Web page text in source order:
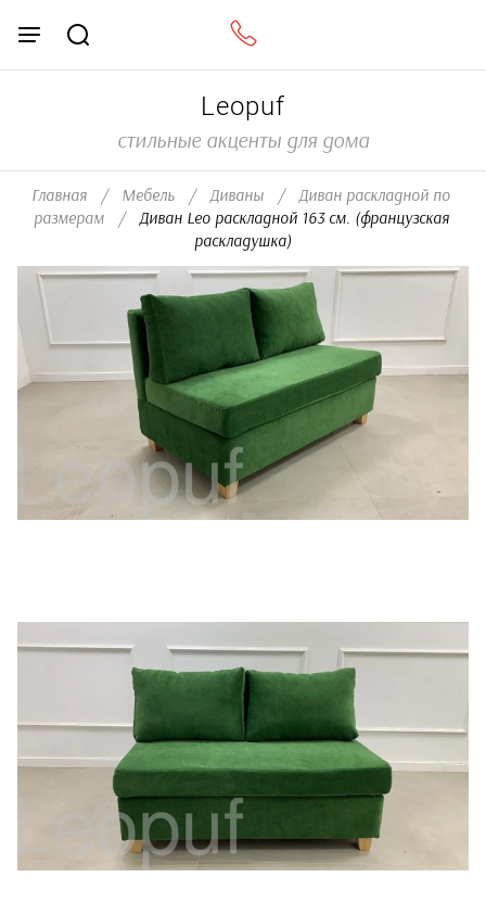
Leopuf
стильные акценты для дома
Главная / Мебель / Диваны /
Диван раскладной по
размерам
/
  Диван Leo раскладной 163 см. (французская
раскладушка)